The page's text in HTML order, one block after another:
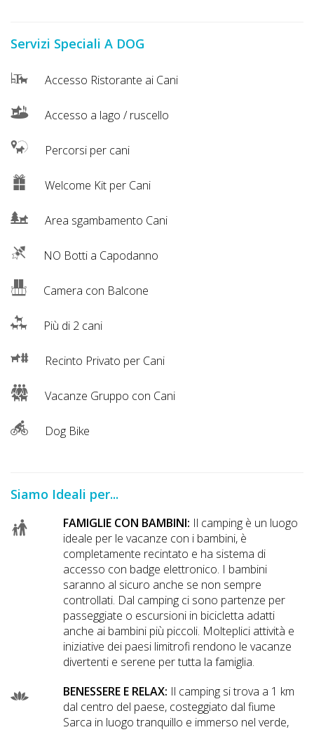
Servizi Speciali A DOG
Accesso Ristorante ai Cani
Accesso a lago / ruscello
Percorsi per cani
Welcome Kit per Cani
Area sgambamento Cani
NO Botti a Capodanno
Camera con Balcone
Più di 2 cani
Recinto Privato per Cani
Vacanze Gruppo con Cani
Dog Bike
Siamo Ideali per...
FAMIGLIE CON BAMBINI: Il camping è un luogo
ideale per le vacanze con i bambini, è
completamente recintato e ha sistema di
accesso con badge elettronico. I bambini
saranno al sicuro anche se non sempre
controllati. Dal camping ci sono partenze per
passeggiate o escursioni in bicicletta adatti
anche ai bambini più piccoli. Molteplici attività e
iniziative dei paesi limitrofi rendono le vacanze
divertenti e serene per tutta la famiglia.
BENESSERE E RELAX: Il camping si trova a 1 km
dal centro del paese, costeggiato dal fiume
Sarca in luogo tranquillo e immerso nel verde,